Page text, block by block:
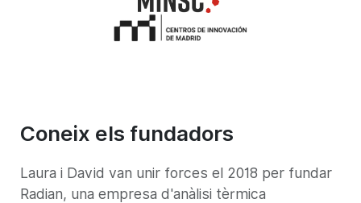
Coneix els fundadors
Laura i David van unir forces el 2018 per fundar
Radian, una empresa d'anàlisi tèrmica